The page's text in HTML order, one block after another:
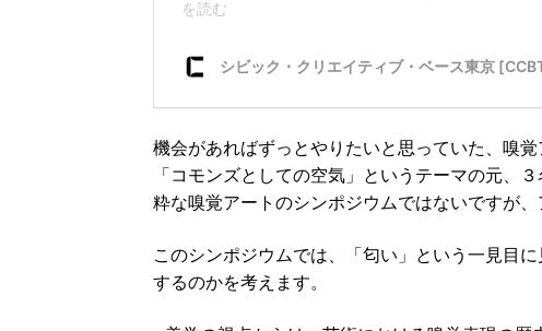
機会があればずっとやりたいと思っていた、嗅
「コモンズとしての空気」というテーマの元、
粋な嗅覚アートのシンポジウムではないですが
このシンポジウムでは、「匂い」という一見目
するのかを考えます。